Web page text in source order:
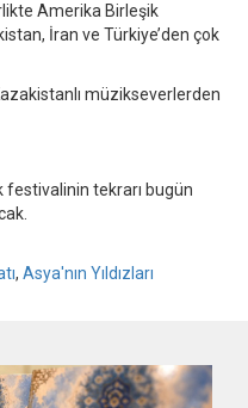
Amerika Birleşik
İran ve Türkiye’den çok
müzikseverlerden
festivalinin tekrarı bugün
, Asya'nın Yıldızları